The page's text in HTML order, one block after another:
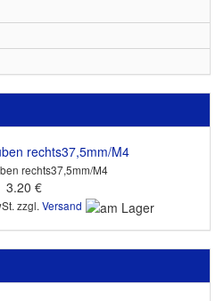
rechts37,5mm/M4
3.20 €
zzgl.Versand